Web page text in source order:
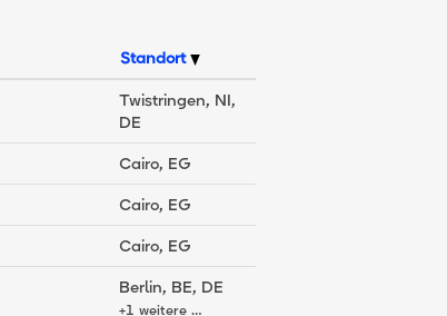
Standort
Twistringen, NI,
DE
Cairo, EG
Cairo, EG
Cairo, EG
Berlin, BE, DE
+1 weitere …